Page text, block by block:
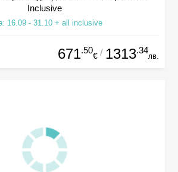
Inclusive
16.09 - 31.10 + all inclusive
671.50
€ / 1313.34
лв.